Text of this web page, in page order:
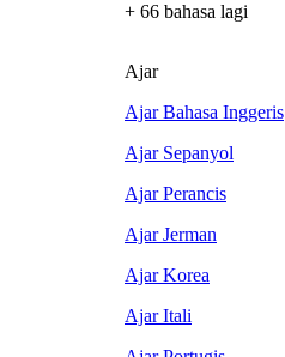
+ 66 bahasa lagi
Ajar
Ajar Bahasa Inggeris
Ajar Sepanyol
Ajar Perancis
Ajar Jerman
Ajar Korea
Ajar Itali